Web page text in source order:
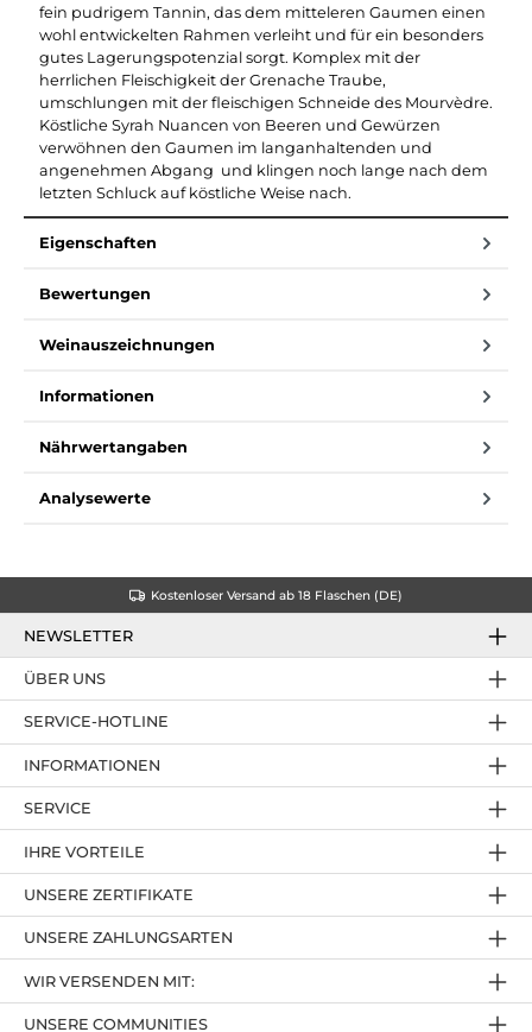
fein pudrigem Tannin, das dem mitteleren Gaumen einen
wohl entwickelten Rahmen verleiht und für ein besonders
gutes Lagerungspotenzial sorgt. Komplex mit der
herrlichen Fleischigkeit der Grenache Traube,
umschlungen mit der fleischigen Schneide des Mourvèdre.
Köstliche Syrah Nuancen von Beeren und Gewürzen
verwöhnen den Gaumen im langanhaltenden und
angenehmen Abgang und klingen noch lange nach dem
letzten Schluck auf köstliche Weise nach.
Eigenschaften
Bewertungen
Weinauszeichnungen
Informationen
Nährwertangaben
Analysewerte
Kostenloser Versand ab 18 Flaschen (DE)
NEWSLETTER
SERVICE-HOTLINE
IHRE VORTEILE
UNSERE ZAHLUNGSARTEN
ÜBER UNS
UNSERE ZERTIFIKATE
INFORMATIONEN
SERVICE
UNSERE COMMUNITIES
WIR VERSENDEN MIT: